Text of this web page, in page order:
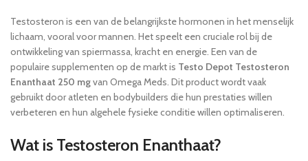
Testosteron is een van de belangrijkste hormonen in het menselijk
lichaam, vooral voor mannen. Het speelt een cruciale rol bij de
ontwikkeling van spiermassa, kracht en energie. Een van de
populaire supplementen op de markt is Testo Depot Testosteron
Enanthaat 250 mgvan Omega Meds. Dit product wordt vaak
gebruikt door atleten en bodybuilders die hun prestaties willen
verbeteren en hun algehele fysieke conditie willen optimaliseren.
Wat is Testosteron Enanthaat?